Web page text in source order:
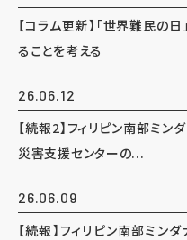
【コラム更新】「世界難民の
ることを考える
26.06.12
【続報2】フィリピン南部ミ
災害支援センターの...
26.06.09
【続報】フィリピン南部ミ